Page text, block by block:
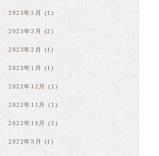
2023年5月 (1)
2023年3月 (2)
2023年2月 (1)
2023年1月 (1)
2022年12月 (1)
2022年11月 (1)
2022年10月 (1)
2022年9月 (1)